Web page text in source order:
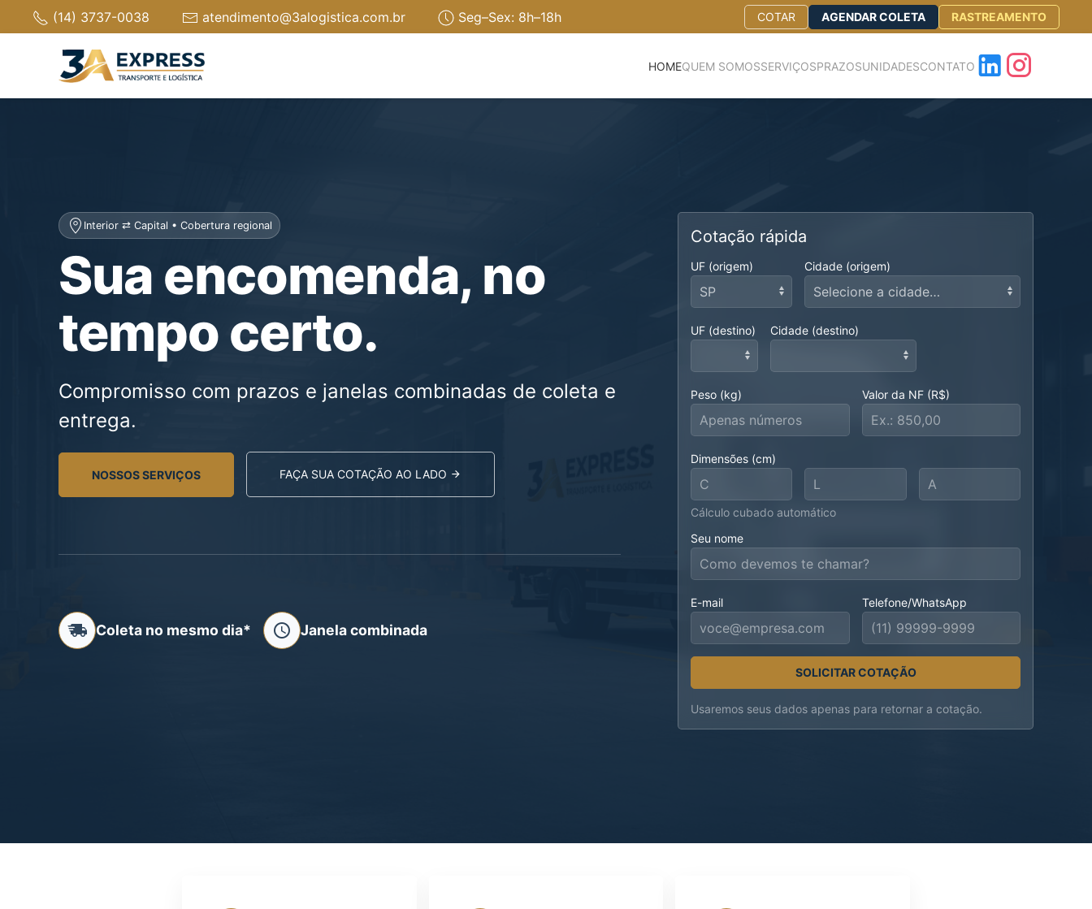
(14) 3737-0038 atendimento@3alogistica.com.br Seg–Sex: 8h–18h COTAR AGENDAR COLETA RASTREAMENTO
HOMEQUEM SOMOSSERVIÇOSPRAZOSUNIDADESCONTATO
Interior ⇄ Capital • Cobertura regional
Sua encomenda, no
tempo certo.
Compromisso com prazos e janelas combinadas de coleta e
entrega.
NOSSOS SERVIÇOS FAÇA SUA COTAÇÃO AO LADO
Coleta no mesmo dia* Janela combinada
Cotação rápida
UF (origem) Cidade (origem)
UF (destino) Cidade (destino)
Peso (kg) Valor da NF (R$)
Dimensões (cm)
Cálculo cubado automático
Seu nome
E-mail Telefone/WhatsApp
SOLICITAR COTAÇÃO
Usaremos seus dados apenas para retornar a cotação.